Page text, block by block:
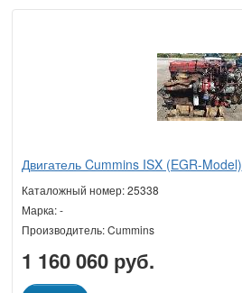
Двигатель Cummins ISX (EGR-Model)
Каталожный номер: 25338
Марка: -
Производитель: Cummins
1 160 060 руб.